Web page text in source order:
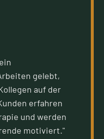
gelebt,
auf der
erfahren
und werden
motiviert."